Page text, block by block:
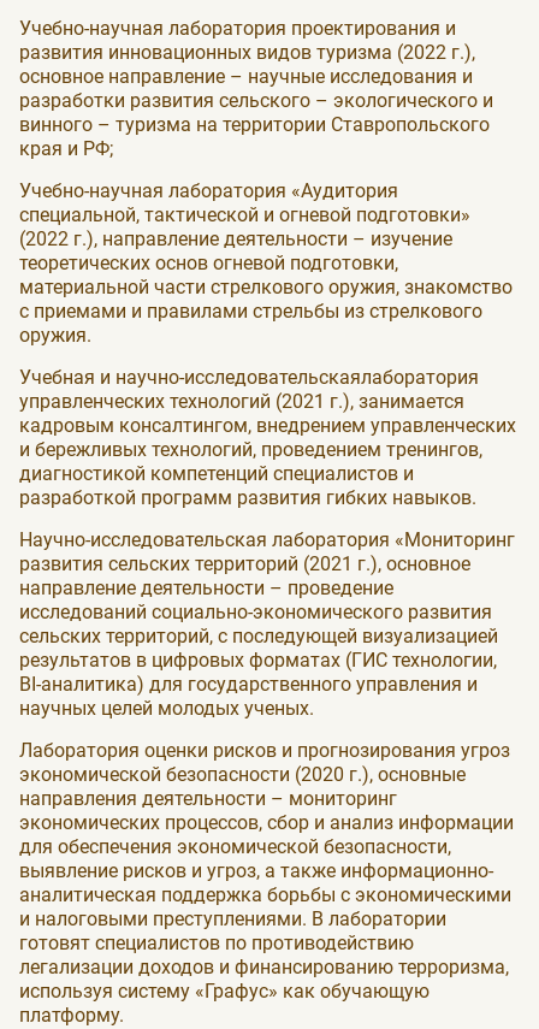
Учебно-научная лаборатория проектирования и
развития инновационных видов туризма (2022 г.),
основное направление – научные исследования и
разработки развития сельского – экологического и
винного – туризма на территории Ставропольского
края и РФ;
Учебно-научная лаборатория «Аудитория
специальной, тактической и огневой подготовки»
(2022 г.), направление деятельности – изучение
теоретических основ огневой подготовки,
материальной части стрелкового оружия, знакомство
с приемами и правилами стрельбы из стрелкового
оружия.
Учебная и научно-исследовательскаялаборатория
управленческих технологий (2021 г.), занимается
кадровым консалтингом, внедрением управленческих
и бережливых технологий, проведением тренингов,
диагностикой компетенций специалистов и
разработкой программ развития гибких навыков.
Научно-исследовательская лаборатория «Мониторинг
развития сельских территорий (2021 г.), основное
направление деятельности – проведение
исследований социально-экономического развития
сельских территорий, с последующей визуализацией
результатов в цифровых форматах (ГИС технологии,
BI-аналитика) для государственного управления и
научных целей молодых ученых.
Лаборатория оценки рисков и прогнозирования угроз
экономической безопасности (2020 г.), основные
направления деятельности – мониторинг
экономических процессов, сбор и анализ информации
для обеспечения экономической безопасности,
выявление рисков и угроз, а также информационно-
аналитическая поддержка борьбы с экономическими
и налоговыми преступлениями. В лаборатории
готовят специалистов по противодействию
легализации доходов и финансированию терроризма,
используя систему «Графус» как обучающую
платформу.